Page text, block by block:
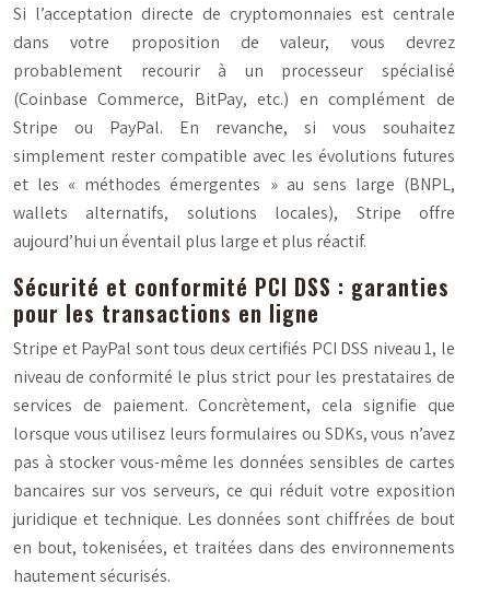
Si l’acceptation directe de cryptomonnaies est centrale
dans votre proposition de valeur, vous devrez
probablement recourir à un processeur spécialisé
(Coinbase Commerce, BitPay, etc.) en complément de
Stripe ou PayPal. En revanche, si vous souhaitez
simplement rester compatible avec les évolutions futures
et les « méthodes émergentes » au sens large (BNPL,
wallets alternatifs, solutions locales), Stripe offre
aujourd’hui un éventail plus large et plus réactif.
Sécurité et conformité PCI DSS : garanties
pour les transactions en ligne
Stripe et PayPal sont tous deux certifiés PCI DSS niveau 1, le
niveau de conformité le plus strict pour les prestataires de
services de paiement. Concrètement, cela signifie que
lorsque vous utilisez leurs formulaires ou SDKs, vous n’avez
pas à stocker vous-même les données sensibles de cartes
bancaires sur vos serveurs, ce qui réduit votre exposition
juridique et technique. Les données sont chiffrées de bout
en bout, tokenisées, et traitées dans des environnements
hautement sécurisés.